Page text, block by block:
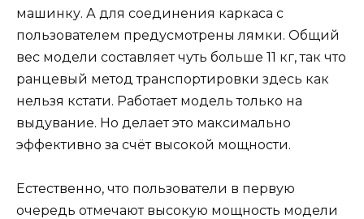
машинку. А для соединения каркаса с
пользователем предусмотрены лямки. Общий
вес модели составляет чуть больше 11 кг, так что
ранцевый метод транспортировки здесь как
нельзя кстати. Работает модель только на
выдувание. Но делает это максимально
эффективно за счёт высокой мощности.
Естественно, что пользователи в первую
очередь отмечают высокую мощность модели